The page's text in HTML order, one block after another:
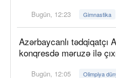
Bugün, 12:23 Gimnastika
Azərbaycanlı tədqiqatçı
konqresdə məruzə ilə
Bugün, 12:05 Olimpiya